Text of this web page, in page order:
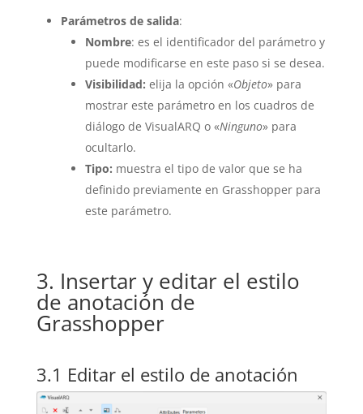
Parámetros de salida:
Nombre: es el identificador del parámetro y
puede modificarse en este paso si se desea.
Visibilidad: elija la opción «Objeto» para
mostrar este parámetro en los cuadros de
diálogo de VisualARQ o «Ninguno» para
ocultarlo.
Tipo: muestra el tipo de valor que se ha
definido previamente en Grasshopper para
este parámetro.
3. Insertar y editar el estilo
de anotación de
Grasshopper
3.1 Editar el estilo de anotación